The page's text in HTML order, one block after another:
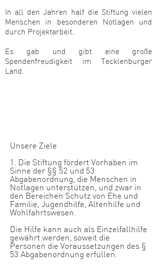
In all den Jahren half die Stiftung vielen
Menschen in besonderen Notlagen und
durch Projektarbeit.
Es gab und gibt eine große
Spendenfreudigkeit im Tecklenburger
Land.
Unsere Ziele
​1. Die Stiftung fördert Vorhaben im
Sinne der §§ 52 und 53
Abgabenordnung, die Menschen in
Notlagen unterstützen, und zwar in
den Bereichen Schutz von Ehe und
Familie, Jugendhilfe, Altenhilfe und
Wohlfahrtswesen.
Die Hilfe kann auch als Einzelfallhilfe
gewährt werden, soweit die
Personen die Voraussetzungen des §
53 Abgabenordnung erfüllen.